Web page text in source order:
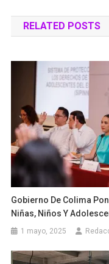
de
entradas
RELATED POSTS
Gobierno De Colima
Niñas, Niños Y
1 mayo, 2025